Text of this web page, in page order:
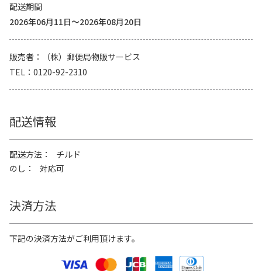
配送期間
2026年06月11日～2026年08月20日
販売者
（株）郵便局物販サービス
TEL
0120-92-2310
配送情報
配送方法
チルド
のし
対応可
決済方法
下記の決済方法がご利用頂けます。